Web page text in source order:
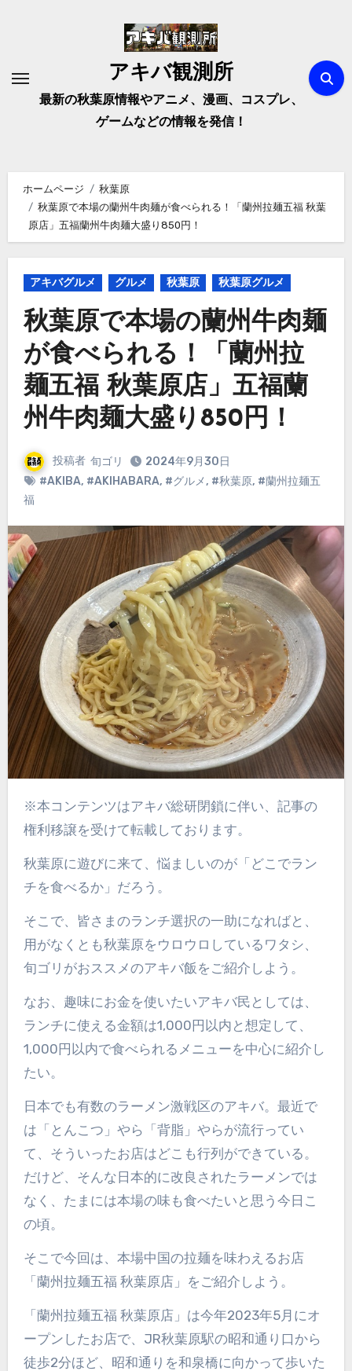
アキバ観測所
最新の秋葉原情報やアニメ、漫画、コスプレ、
ゲームなどの情報を発信！
ホームページ
秋葉原
秋葉原で本場の蘭州牛肉麺が食べられる！「蘭州拉麺五福 秋葉
原店」五福蘭州牛肉麺大盛り850円！
アキバグルメ グルメ 秋葉原 秋葉原グルメ
秋葉原で本場の蘭州牛肉麺
が食べられる！「蘭州拉
麺五福 秋葉原店」五福蘭
州牛肉麺大盛り850円！
投稿者 旬ゴリ
2024年9月30日
#AKIBA, #AKIHABARA, #グルメ, #秋葉原, #蘭州拉麺五
福
※本コンテンツはアキバ総研閉鎖に伴い、記事の
権利移譲を受けて転載しております。
秋葉原に遊びに来て、悩ましいのが「どこでラン
チを食べるか」だろう。
そこで、皆さまのランチ選択の一助になればと、
用がなくとも秋葉原をウロウロしているワタシ、
旬ゴリがおススメのアキバ飯をご紹介しよう。
なお、趣味にお金を使いたいアキバ民としては、
ランチに使える金額は1,000円以内と想定して、
1,000円以内で食べられるメニューを中心に紹介し
たい。
日本でも有数のラーメン激戦区のアキバ。最近で
は「とんこつ」やら「背脂」やらが流行ってい
て、そういったお店はどこも行列ができている。
だけど、そんな日本的に改良されたラーメンでは
なく、たまには本場の味も食べたいと思う今日こ
の頃。
そこで今回は、本場中国の拉麺を味わえるお店
「蘭州拉麺五福 秋葉原店」をご紹介しよう。
「蘭州拉麺五福 秋葉原店」は今年2023年5月にオ
ープンしたお店で、JR秋葉原駅の昭和通り口から
徒歩2分ほど、昭和通りを和泉橋に向かって歩いた